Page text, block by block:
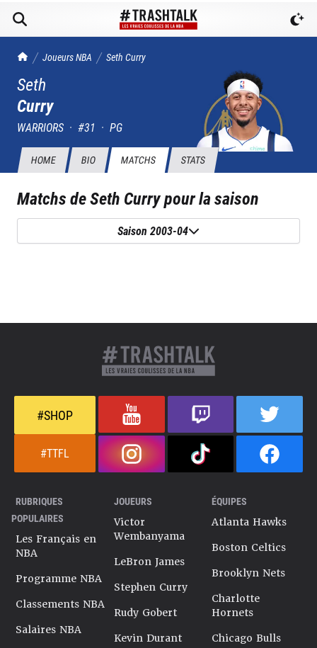
TrashTalk Actu NBA
Joueurs NBA Seth Curry
Seth
Curry
WARRIORS · #31 · PG
HOME BIO MATCHS STATS
Matchs deSeth Currypour la saison
Saison 2003-04
#SHOP
#TTFL
RUBRIQUES
POPULAIRES
Les Français en
NBA
Programme NBA
Classements NBA
Salaires NBA
JOUEURS
Victor
Wembanyama
LeBron James
Stephen Curry
Rudy Gobert
Kevin Durant
ÉQUIPES
Atlanta Hawks
Boston Celtics
Brooklyn Nets
Charlotte
Hornets
Chicago Bulls